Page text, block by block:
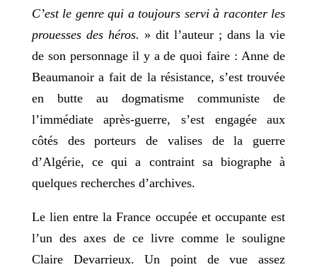
C’est le genre qui a toujours servi à raconter les
prouesses des héros. » dit l’auteur ; dans la vie
de son personnage il y a de quoi faire : Anne de
Beaumanoir a fait de la résistance, s’est trouvée
en butte au dogmatisme communiste de
l’immédiate après-guerre, s’est engagée aux
côtés des porteurs de valises de la guerre
d’Algérie, ce qui a contraint sa biographe à
quelques recherches d’archives.
Le lien entre la France occupée et occupante est
l’un des axes de ce livre comme le souligne
Claire Devarrieux. Un point de vue assez